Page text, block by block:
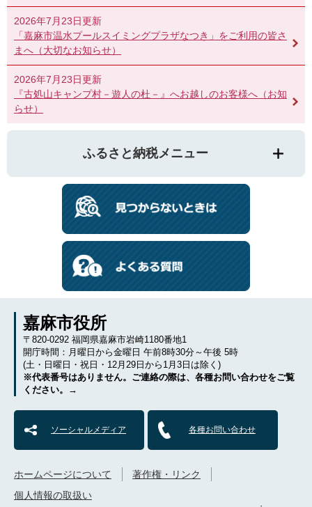
2026年7月23日更新
「嘉麻市温水プールスイミングプラザなつき」をご利用の皆さ
まへ（大切なお知らせ）
2026年7月23日更新
『古処山キャンプ村－遊人の杜－』へお越しのお客様へ（お知
らせ）
ふるさと納税メニュー
嘉麻市役所
〒820-0292 福岡県嘉麻市岩崎1180番地1
開庁時間：月曜日から金曜日 午前8時30分～午後 5時
(土・日曜日・祝日・12月29日から1月3日は除く)
※代表番号はありません。ご連絡の際は、各種お問い合わせをご覧
ください。→
ソーシャルメディア 各種お問い合わせ
ホームページについて
著作権・リンク
個人情報の取扱い